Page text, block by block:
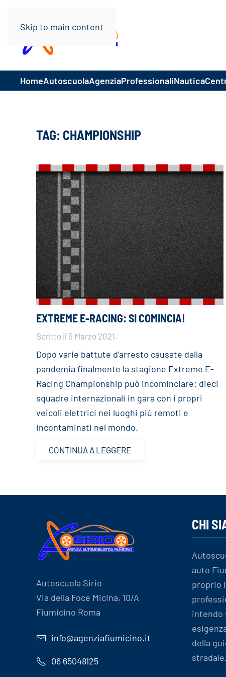
Skip to main content
HomeAutoscuolaAgenziaProfessionaliNautica
TAG: CHAMPIONSHIP
EXTREME E-RACING: SI COMINCIA!
Scritto il 5 Marzo 2021.
Dopo varie battute d’arresto causate dalla
pandemia finalmente la stagione Extreme E-
Racing Championship può incominciare: dieci
squadre internazionali in gara con i propri
veicoli elettrici nei luoghi più remoti e
incontaminati nel mondo.
CONTINUA A LEGGERE
Autoscuola Sirio
Via della Foce Micina, 10/A
Fiumicino Roma
info@agenziafiumicino.it
06 65048125
CHI
auto
proprio
intendo
della
stradale.